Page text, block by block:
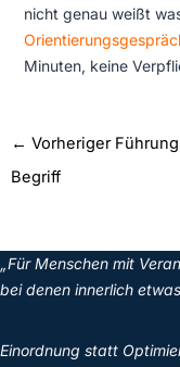
nicht genau weißt
Minuten, keine
← Vorheriger
Begriff
„Für Menschen mit
bei denen innerlich
Einordnung statt